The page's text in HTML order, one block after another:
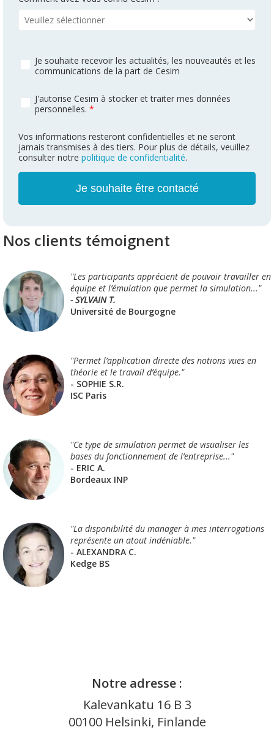
Je souhaite recevoir les actualités, les nouveautés et les
communications de la part de Cesim
J'autorise Cesim à stocker et traiter mes données
personnelles. *
Vos informations resteront confidentielles et ne seront
jamais transmises à des tiers. Pour plus de détails, veuillez
consulter notre politique de confidentialité.
Nos clients témoignent
"Les participants apprécient de pouvoir travailler en
équipe et l’émulation que permet la simulation..."
-SYLVAIN T.
Université de Bourgogne
"Permet l’application directe des notions vues en
théorie et le travail d’équipe."
- SOPHIE S.R.
ISC Paris
"Ce type de simulation permet de visualiser les
bases du fonctionnement de l’entreprise..."
- ERIC A.
Bordeaux INP
"La disponibilité du manager à mes interrogations
représente un atout indéniable."
- ALEXANDRA C.
Kedge BS
Notre adresse :
Kalevankatu 16 B 3
00100 Helsinki, Finlande